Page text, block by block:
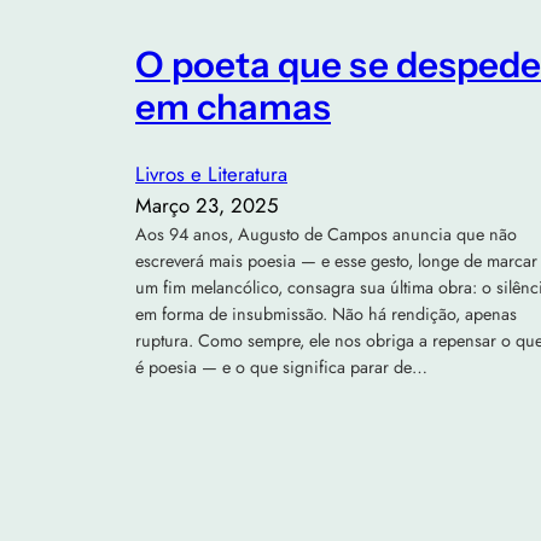
O poeta que se despede
em chamas
Livros e Literatura
Março 23, 2025
Aos 94 anos, Augusto de Campos anuncia que não
escreverá mais poesia — e esse gesto, longe de marcar
um fim melancólico, consagra sua última obra: o
em forma de insubmissão. Não há rendição, apenas
ruptura. Como sempre, ele nos obriga a repensar o
é poesia — e o que significa parar de…